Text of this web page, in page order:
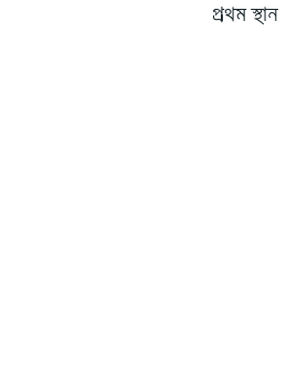
প্রথম স্থান